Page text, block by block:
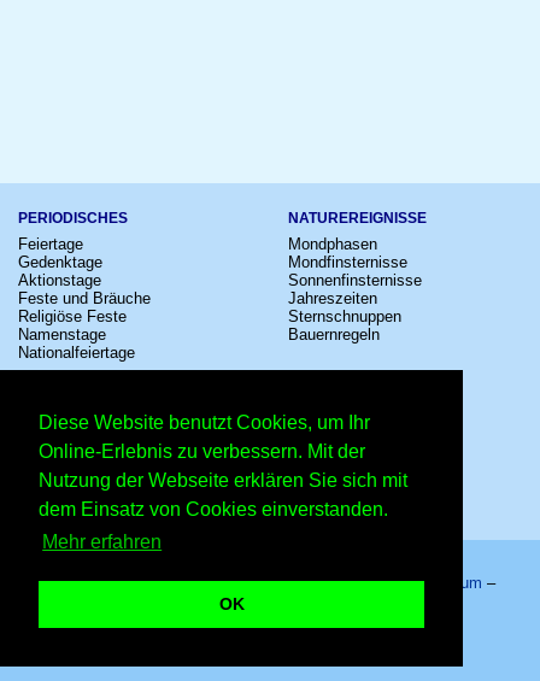
Diese Website benutzt Cookies, um Ihr
Online-Erlebnis zu verbessern. Mit der
Nutzung der Webseite erklären Sie sich mit
dem Einsatz von Cookies einverstanden.
Mehr erfahren
OK
PERIODISCHES
Feiertage
Gedenktage
Aktionstage
Feste und Bräuche
Religiöse Feste
Namenstage
Nationalfeiertage
NATUREREIGNISSE
Mondphasen
Mondfinsternisse
Sonnenfinsternisse
Jahreszeiten
Sternschnuppen
Bauernregeln
Konzerte
Kinostarts
Festivals
Fußball
Comedy
Shows
Zeitumstellung
Sternzeichen
Schalttage
Messen
Erinnerungen
Volksfeste
Startseite–Kalender–Lexikon–App–Sitemap–Impressum –
Datenschutzhinweis
Weltschenktag – Copyright © 2026 Kleiner Kalender